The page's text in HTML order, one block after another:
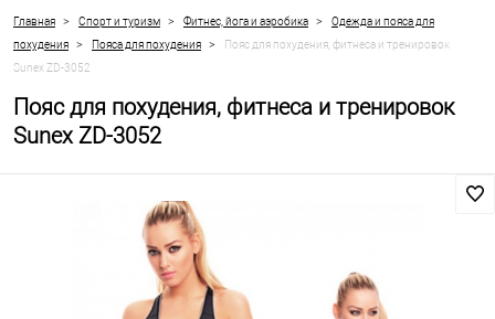
Главная > Спорт и туризм > Фитнес, йога и аэробика >
Одежда и пояса для
похудения
> Пояса для похудения >
Пояс для похудения, фитнеса и тренировок
Sunex ZD-3052
Пояс для похудения, фитнеса и тренировок
Sunex ZD-3052